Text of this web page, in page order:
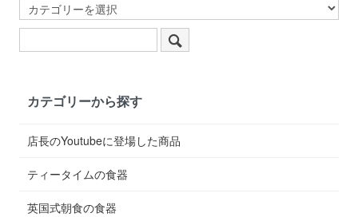
カテゴリーから探す
店長のYoutubeに登場した商品
ティータイムの食器
英国式朝食の食器